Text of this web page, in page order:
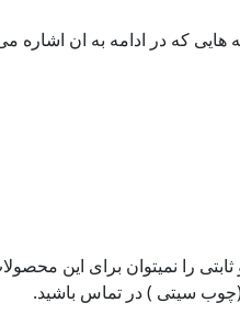
سیتی ) در تماس باشید.